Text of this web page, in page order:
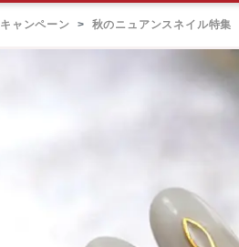
キャンペーン 秋のニュアンスネイル特集